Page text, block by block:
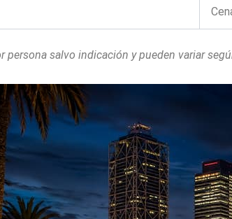
persona salvo indicación y pueden variar